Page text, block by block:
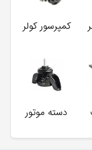
کمپرسور کولر
دسته موتور